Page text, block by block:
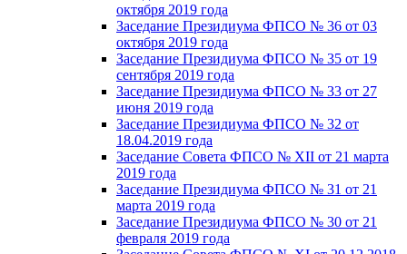
октября 2019 года
Заседание Президиума ФПСО № 36 от 03
октября 2019 года
Заседание Президиума ФПСО № 35 от 19
сентября 2019 года
Заседание Президиума ФПСО № 33 от 27
июня 2019 года
Заседание Президиума ФПСО № 32 от
18.04.2019 года
Заседание Совета ФПСО № XII от 21 марта
2019 года
Заседание Президиума ФПСО № 31 от 21
марта 2019 года
Заседание Президиума ФПСО № 30 от 21
февраля 2019 года